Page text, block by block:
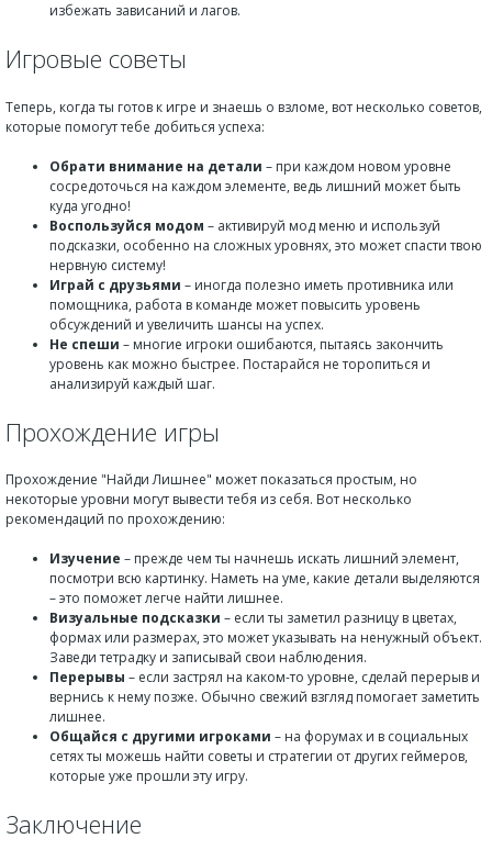
избежать зависаний и лагов.
Игровые советы
Теперь, когда ты готов к игре и знаешь о взломе, вот несколько советов,
которые помогут тебе добиться успеха:
Обрати внимание на детали – при каждом новом уровне
сосредоточься на каждом элементе, ведь лишний может быть
куда угодно!
Воспользуйся модом – активируй мод меню и используй
подсказки, особенно на сложных уровнях, это может спасти твою
нервную систему!
Играй с друзьями – иногда полезно иметь противника или
помощника, работа в команде может повысить уровень
обсуждений и увеличить шансы на успех.
Не спеши – многие игроки ошибаются, пытаясь закончить
уровень как можно быстрее. Постарайся не торопиться и
анализируй каждый шаг.
Прохождение игры
Прохождение "Найди Лишнее" может показаться простым, но
некоторые уровни могут вывести тебя из себя. Вот несколько
рекомендаций по прохождению:
Изучение – прежде чем ты начнешь искать лишний элемент,
посмотри всю картинку. Наметь на уме, какие детали выделяются
– это поможет легче найти лишнее.
Визуальные подсказки – если ты заметил разницу в цветах,
формах или размерах, это может указывать на ненужный объект.
Заведи тетрадку и записывай свои наблюдения.
Перерывы – если застрял на каком-то уровне, сделай перерыв и
вернись к нему позже. Обычно свежий взгляд помогает заметить
лишнее.
Общайся с другими игроками – на форумах и в социальных
сетях ты можешь найти советы и стратегии от других геймеров,
которые уже прошли эту игру.
Заключение